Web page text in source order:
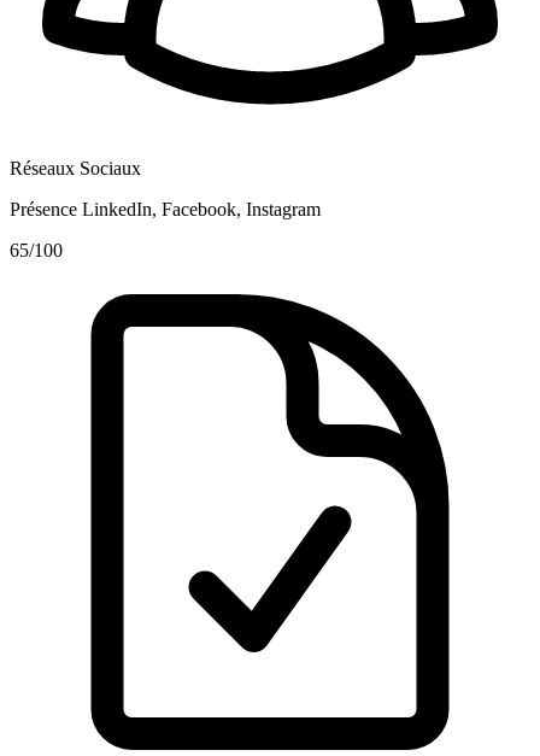
Réseaux Sociaux
Présence LinkedIn, Facebook, Instagram
65/100